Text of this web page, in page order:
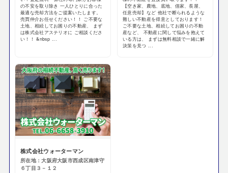
の不安を取り除き 一人ひとりに合った
最適な売却方法をご提案いたします。
売買仲介お任せください！！ ご不要な
土地、相続してお困りの不動産、 まず
は株式会社アステリオに ご相談くださ
い！！ &nbsp ...
【空き家、農地、底地、借家、長屋、
任意売却】など 他社で断られるような
難しい不動産を得意としております！
ご不要な土地、相続してお困りの不動
産など、 不動産に関して悩みを抱えて
いる方は、 まずは無料相談で一緒に解
決策を見つ ...
株式会社ウォーターマン
所在地：大阪府大阪市西成区南津守
６丁目３－１２